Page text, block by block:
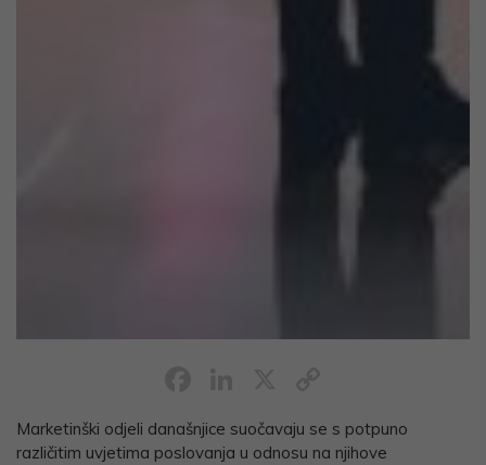
Link
Marketinški odjeli današnjice suočavaju se s potpuno
različitim uvjetima poslovanja u odnosu na njihove